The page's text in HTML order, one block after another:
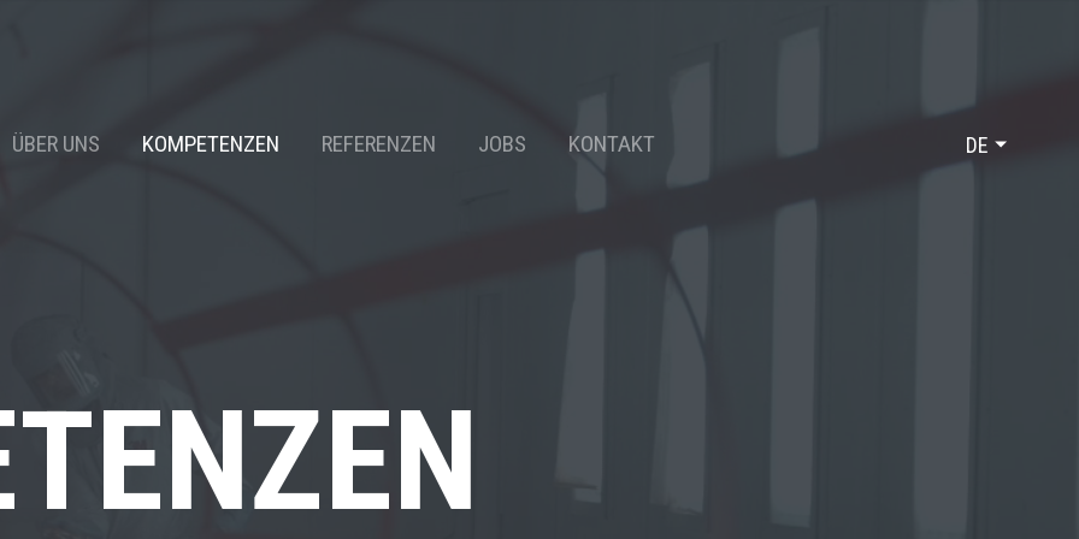
ÜBER UNS KOMPETENZEN REFERENZEN JOBS KONTAKT
DE